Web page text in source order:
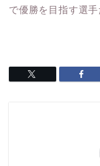
で優勝を目指す選